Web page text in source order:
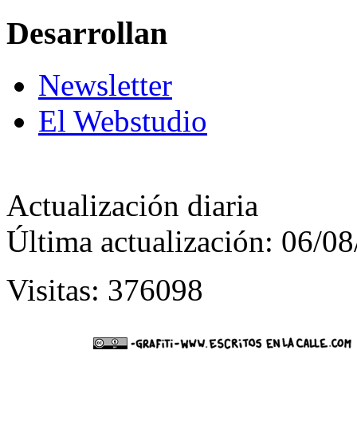
Desarrollan
Newsletter
El Webstudio
Actualización diaria
Última actualización: 06/
Visitas: 376098